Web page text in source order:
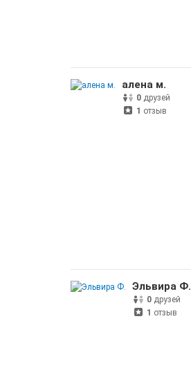
алена м.
0 друзей
1 отзыв
Эльвира Ф.
0 друзей
1 отзыв